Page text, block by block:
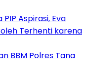
Aspirasi, Eva
Terhenti karena
BBM Polres Tana